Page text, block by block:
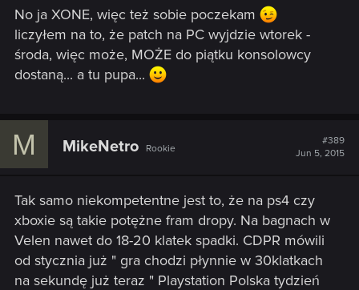
No ja XONE, więc też sobie poczekam
liczyłem na to, że patch na PC wyjdzie wtorek -
środa, więc może, MOŻE do piątku konsolowcy
dostaną... a tu pupa...
M MikeNetro Rookie
#389
Jun 5, 2015
Tak samo niekompetentne jest to, że na ps4 czy
xboxie są takie potężne fram dropy. Na bagnach w
Velen nawet do 18-20 klatek spadki. CDPR mówili
od stycznia już " gra chodzi płynnie w 30klatkach
na sekundę już teraz " Playstation Polska tydzień